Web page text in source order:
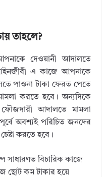
তাহলে?
দেওয়ানী আদালতে
এ কাজে আপনাকে
পাওনা টাকা ফেরত পেতে
করতে হবে। অন্যদিকে
আদালতে মামলা
অবশ্যই পরিচিত জনদের
চেষ্টা করতে হবে।
সাধারণত বিচারিক কাজে
ছোট কম টাকার হয়ে